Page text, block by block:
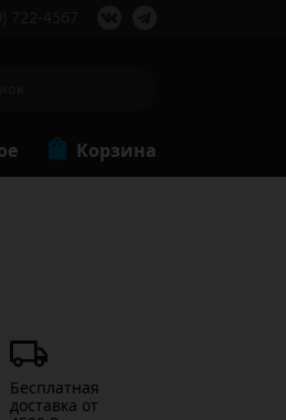
Корзина
Бесплатная
доставка от